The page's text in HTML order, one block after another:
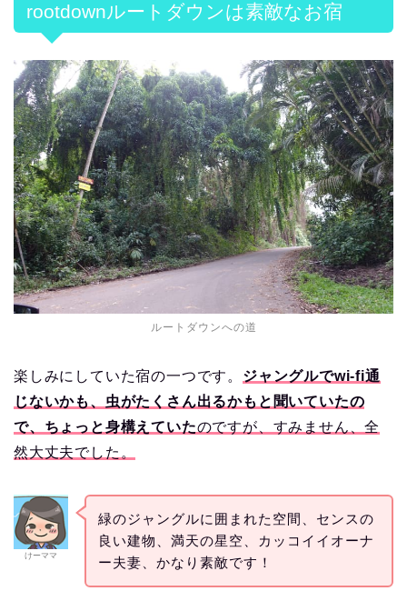
rootdownルートダウンは素敵なお宿
ルートダウンへの道
楽しみにしていた宿の一つです。 ジャングルでwi-fi通
じないかも、虫がたくさん出るかもと聞いていたの
で、ちょっと身構えていたのですが、すみません、全
然大丈夫でした。
けーママ
緑のジャングルに囲まれた空間、センスの
良い建物、満天の星空、カッコイイオーナ
ー夫妻、かなり素敵です！